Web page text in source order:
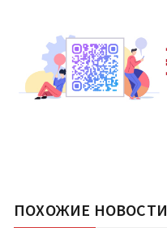
ПОХОЖИЕ НОВОСТИ